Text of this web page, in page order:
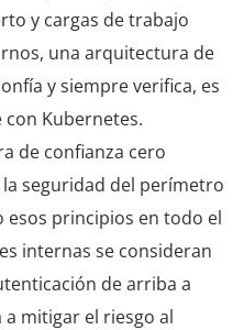
y cargas de trabajo
una arquitectura de
y siempre verifica, es
Kubernetes.
de confianza cero
seguridad del perímetro
esos principios en todo el
internas se consideran
de arriba a
mitigar el riesgo al